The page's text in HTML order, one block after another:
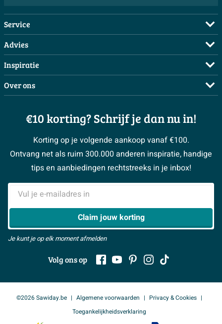
Service
Veelgestelde vragen
Bestellen
Betalen
Bezorgen / afhalen
Garantie / klachten
Reviewbeleid
> Naar de klantenservice
Advies
Maak een afspraak
Doe de offerte check
3D tekening maken
Klustips
Klusadvies
> Alle adviesmogelijkheden
Inspiratie
Complete badkamers
Complete toiletruimtes
Moodboards
Magazine
#MySawiday
> Naar inspiratie
Over ons
Over Sawiday
Vacatures
Sawiday PRO
BeCommerce
Samenwerken
> Alles over showrooms
€10 korting? Schrijf je dan nu in!
Korting op je volgende aankoop vanaf €100.
Ontvang net als ruim 300.000 anderen inspiratie, handige
tips en aanbiedingen rechtstreeks in je inbox!
E-mailadres
Claim jouw korting
Je kunt je op elk moment afmelden
Volg ons op
©2026 Sawiday.be Algemene voorwaarden
Privacy & Cookies
Toegankelijkheidsverklaring